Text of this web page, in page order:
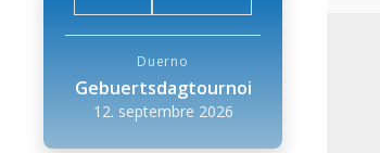
Duerno
Gebuertsdagtournoi
12. septembre 2026